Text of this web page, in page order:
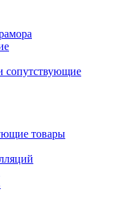
сопутствующие
товары